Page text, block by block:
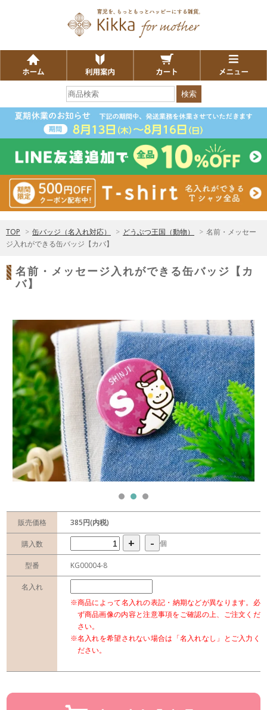
検索
TOP > 缶バッジ（名入れ対応） > どうぶつ王国（動物） > 名前・メッセー
ジ入れができる缶バッジ【カバ】
名前・メッセージ入れができる缶バッジ【カ
バ】
販売価格 385円(内税)
購入数 + - 個
型番 KG00004-8
名入れ
※商品によって名入れの表記・納期などが異なります。必
ず商品画像の内容と注意事項をご確認の上、ご注文くだ
さい。
※名入れを希望されない場合は「名入れなし」とご入力く
ださい。